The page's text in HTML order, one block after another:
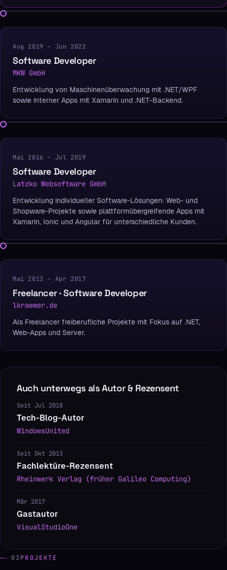
Aug 2019 – Jun 2022
Software Developer
MKW GmbH
Entwicklung von Maschinenüberwachung mit .NET/WPF
sowie interner Apps mit Xamarin und .NET-Backend.
Mai 2016 – Jul 2019
Software Developer
Latzko Websoftware GmbH
Entwicklung individueller Software-Lösungen: Web- und
Shopware-Projekte sowie plattformübergreifende Apps mit
Xamarin, Ionic und Angular für unterschiedliche Kunden.
Mai 2013 – Apr 2017
Freelancer · Software Developer
lkraemer.de
Als Freelancer freiberufliche Projekte mit Fokus auf .NET,
Web-Apps und Server.
Auch unterwegs als Autor & Rezensent
Seit Jul 2018
Tech-Blog-Autor
WindowsUnited
Seit Okt 2013
Fachlektüre-Rezensent
Rheinwerk Verlag (früher Galileo Computing)
Mär 2017
Gastautor
VisualStudioOne
03 PROJEKTE